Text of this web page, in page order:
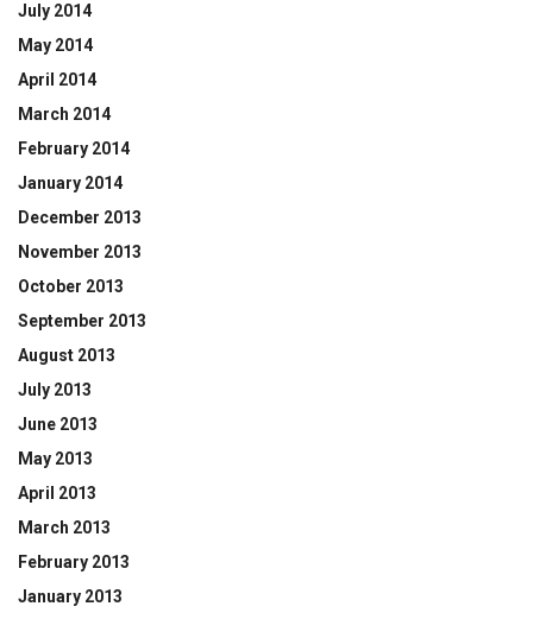
July 2014
May 2014
April 2014
March 2014
February 2014
January 2014
December 2013
November 2013
October 2013
September 2013
August 2013
July 2013
June 2013
May 2013
April 2013
March 2013
February 2013
January 2013